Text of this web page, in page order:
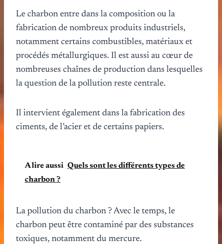
Le charbon entre dans la composition ou la
fabrication de nombreux produits industriels,
notamment certains combustibles, matériaux et
procédés métallurgiques. Il est aussi au cœur de
nombreuses chaînes de production dans lesquelles
la question de la pollution reste centrale.
Il intervient également dans la fabrication des
ciments, de l’acier et de certains papiers.
A lire aussi Quels sont les différents types de
charbon ?
La pollution du charbon ? Avec le temps, le
charbon peut être contaminé par des substances
toxiques, notamment du mercure.